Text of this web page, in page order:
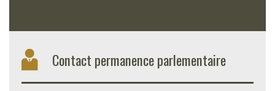
Contact permanence parlementaire